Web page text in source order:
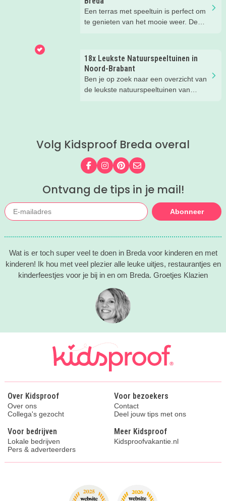
Een terras met speeltuin is perfect om
te genieten van het mooie weer. De
op het terras. Ideale combinatie.
Wij hebben een paar restaurants met
terras en speeltuin in Breda en
omgeving voor je op een rij gezet. Dat
is makkelijk een super fijn plekje
18x Leukste Natuurspeeltuinen in
Noord-Brabant
Ben je op zoek naar een overzicht van
de leukste natuurspeeltuinen van
Volg Kidsproof Breda overal
Volg ons op Facebook
Volg ons op Instagram
Volg ons op Pinterest
Mail ons
Ontvang de tips in je mail!
Abonneer
Wat is er toch super veel te doen in Breda voor kinderen en met
kinderen! Ik hou met veel plezier alle leuke uitjes, restaurantjes en
kinderfeestjes voor je bij in en om Breda. Groetjes Klazien
Over Kidsproof
Over ons
Collega's gezocht
Voor bezoekers
Contact
Deel jouw tips met ons
Voor bedrijven
Lokale bedrijven
Pers & adverteerders
Meer Kidsproof
Kidsproofvakantie.nl